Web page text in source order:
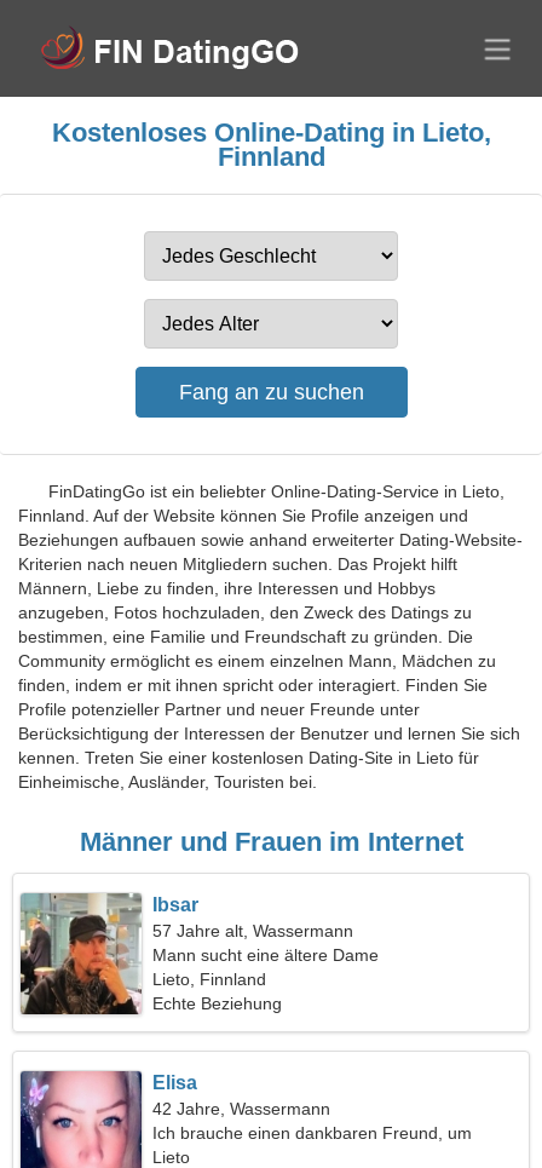
Kostenloses Online-Dating in Lieto,
Finnland
FinDatingGo ist ein beliebter Online-Dating-Service in Lieto,
Finnland. Auf der Website können Sie Profile anzeigen und
Beziehungen aufbauen sowie anhand erweiterter Dating-Website-
Kriterien nach neuen Mitgliedern suchen. Das Projekt hilft
Männern, Liebe zu finden, ihre Interessen und Hobbys
anzugeben, Fotos hochzuladen, den Zweck des Datings zu
bestimmen, eine Familie und Freundschaft zu gründen. Die
Community ermöglicht es einem einzelnen Mann, Mädchen zu
finden, indem er mit ihnen spricht oder interagiert. Finden Sie
Profile potenzieller Partner und neuer Freunde unter
Berücksichtigung der Interessen der Benutzer und lernen Sie sich
kennen. Treten Sie einer kostenlosen Dating-Site in Lieto für
Einheimische, Ausländer, Touristen bei.
Männer und Frauen im Internet
Ibsar
57 Jahre alt, Wassermann
Mann sucht eine ältere Dame
Lieto, Finnland
Echte Beziehung
Elisa
42 Jahre, Wassermann
Ich brauche einen dankbaren Freund, um
zusammen campen zu gehen
Lieto